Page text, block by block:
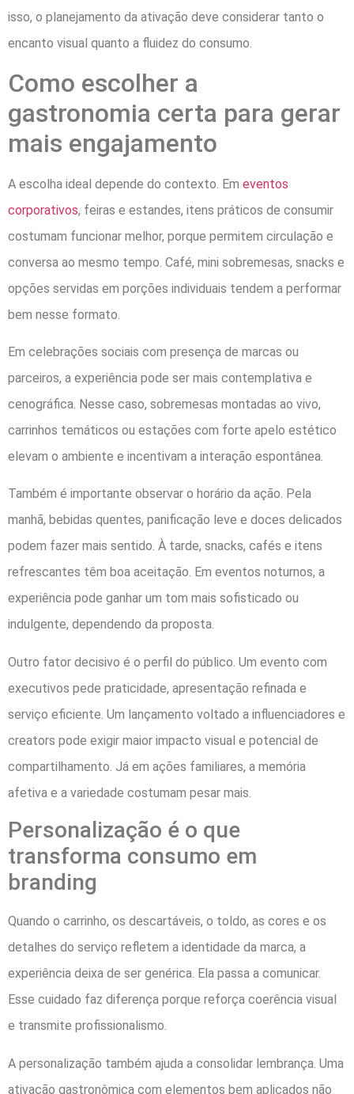
isso, o planejamento da ativação deve considerar tanto o
encanto visual quanto a fluidez do consumo.
Como escolher a
gastronomia certa para gerar
mais engajamento
A escolha ideal depende do contexto. Em eventos
corporativos, feiras e estandes, itens práticos de consumir
costumam funcionar melhor, porque permitem circulação e
conversa ao mesmo tempo. Café, mini sobremesas, snacks e
opções servidas em porções individuais tendem a performar
bem nesse formato.
Em celebrações sociais com presença de marcas ou
parceiros, a experiência pode ser mais contemplativa e
cenográfica. Nesse caso, sobremesas montadas ao vivo,
carrinhos temáticos ou estações com forte apelo estético
elevam o ambiente e incentivam a interação espontânea.
Também é importante observar o horário da ação. Pela
manhã, bebidas quentes, panificação leve e doces delicados
podem fazer mais sentido. À tarde, snacks, cafés e itens
refrescantes têm boa aceitação. Em eventos noturnos, a
experiência pode ganhar um tom mais sofisticado ou
indulgente, dependendo da proposta.
Outro fator decisivo é o perfil do público. Um evento com
executivos pede praticidade, apresentação refinada e
serviço eficiente. Um lançamento voltado a influenciadores e
creators pode exigir maior impacto visual e potencial de
compartilhamento. Já em ações familiares, a memória
afetiva e a variedade costumam pesar mais.
Personalização é o que
transforma consumo em
branding
Quando o carrinho, os descartáveis, o toldo, as cores e os
detalhes do serviço refletem a identidade da marca, a
experiência deixa de ser genérica. Ela passa a comunicar.
Esse cuidado faz diferença porque reforça coerência visual
e transmite profissionalismo.
A personalização também ajuda a consolidar lembrança. Uma
ativação gastronômica com elementos bem aplicados não